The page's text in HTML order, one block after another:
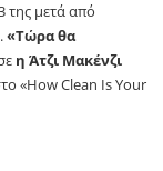
της μετά από
«Τώρα θα
η Άτζι Μακένζι
«How Clean Is Your